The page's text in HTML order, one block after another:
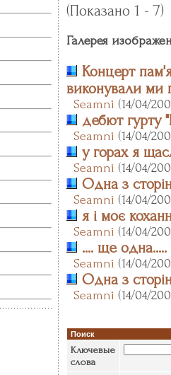
(Показано 1 - 7)
Галерея
Концерт
виконували ми
Seamni (14/04/
дебют гурту
Seamni (14/04/
у горах я
Seamni (14/04/
Одна з
Seamni (14/04/
я і моє
Seamni (14/04/
.... ще одна.....
Seamni (14/04/
Одна з
Seamni (14/04/
Поиск
Ключевые
слова